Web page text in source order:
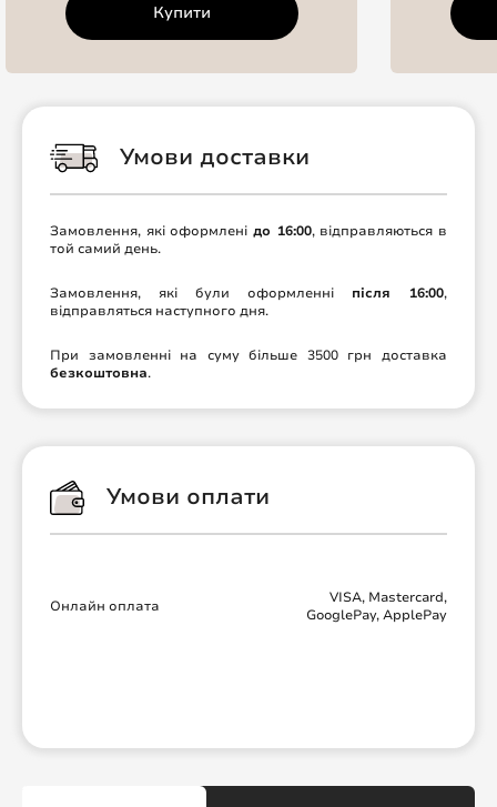
Купити
Умови доставки
Замовлення, які оформлені до 16:00, відправляються в
той самий день.
Замовлення, які були оформленні після 16:00,
відправляться наступного дня.
При замовленні на суму більше 3500 грн доставка
безкоштовна.
Умови оплати
Онлайн оплата
VISA, Mastercard,
GooglePay, ApplePay